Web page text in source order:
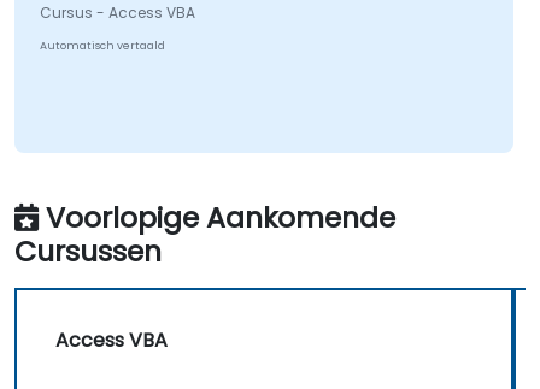
Cursus - Access VBA
Automatisch vertaald
Voorlopige Aankomende
Cursussen
Access VBA